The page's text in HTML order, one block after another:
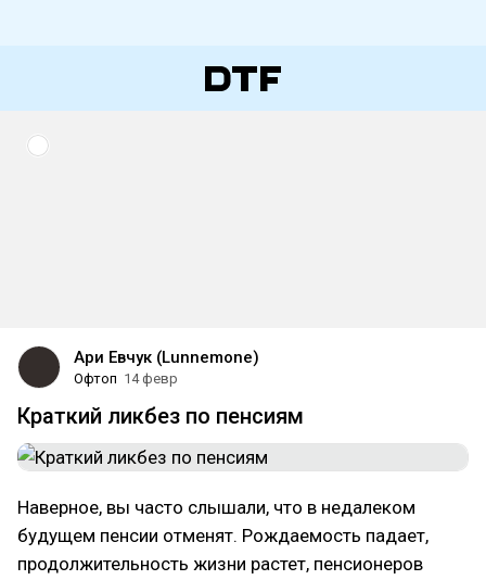
Ари Евчук (Lunnemone)
Офтоп 14 февр
Краткий ликбез по пенсиям
Наверное, вы часто слышали, что в недалеком
будущем пенсии отменят. Рождаемость падает,
продолжительность жизни растет, пенсионеров